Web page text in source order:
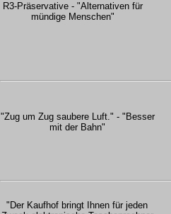
R3-Präservative - "Alternativen für
mündige Menschen"
"Zug um Zug saubere Luft." - "Besser
mit der Bahn"
"Der Kaufhof bringt Ihnen für jeden